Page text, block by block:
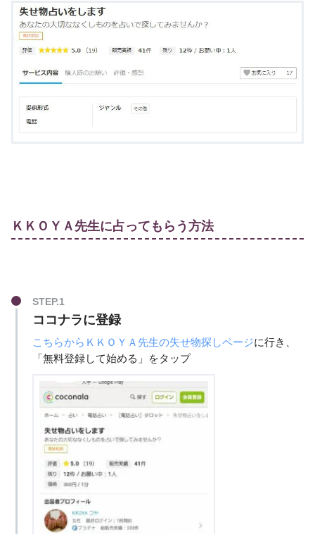
ＫＫＯＹＡ先生に占ってもらう方法
STEP.1
ココナラに登録
こちらからＫＫＯＹＡ先生の失せ物探しページに行き、
「無料登録して始める」をタップ